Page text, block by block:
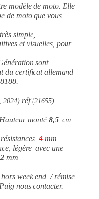
modèle de moto. Elle
de moto que vous
simple,
et visuelles, pour
sont
du certificat allemand
2024)réf (21655)
monté8,5 cm
4mm
légère avec une
2mm
week end / rémise
nous contacter.